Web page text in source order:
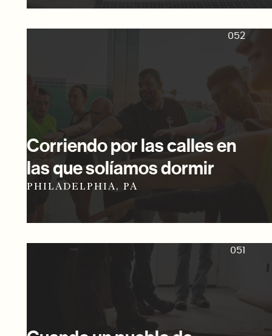
052
Corriendo por las calles en
las que solíamos dormir
PHILADELPHIA, PA
051